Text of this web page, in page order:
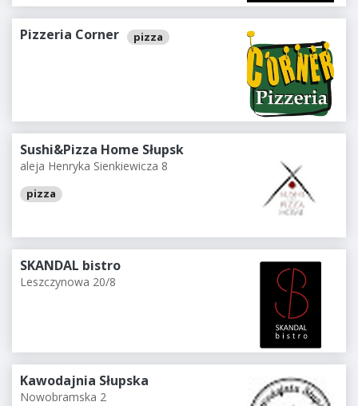
Pizzeria Corner pizza
Sushi&Pizza Home Słupsk
aleja Henryka Sienkiewicza 8
pizza
SKANDAL bistro
Leszczynowa 20/8
Kawodajnia Słupska
Nowobramska 2